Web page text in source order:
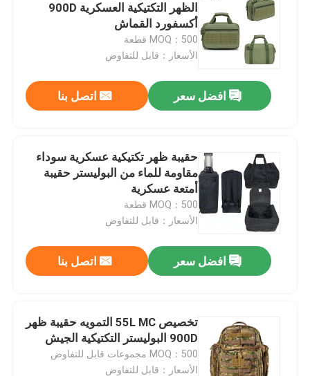
اطلب اقتباس
الزي العسكري القتالي
درع عسكري باليستي
قمصان عسكرية تكتيكية
معطف الشتاء العسكري
سترة عسكرية تكتيكية
الظهر التكتيكية العسكرية 900D
أكسفورد القماش
MOQ：500 قطعة
الأسعار：قابل للتفاوض
افضل سعر اتصل بنا
حقيبة ظهر تكتيكية عسكرية سوداء
مقاومة للماء من البوليستر حقيبة
أمتعة عسكرية
MOQ：500 قطعة
الأسعار：قابل للتفاوض
افضل سعر اتصل بنا
تخصيص 55L MC التمويه حقيبة ظهر
900D البوليستر التكتيكية الجيش
MOQ：500 مجموعات قابل للتفاوض
الأسعار：قابل للتفاوض